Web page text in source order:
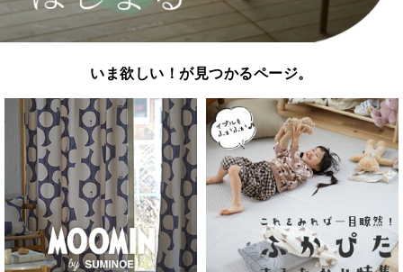
いま欲しい！が見つかるページ。